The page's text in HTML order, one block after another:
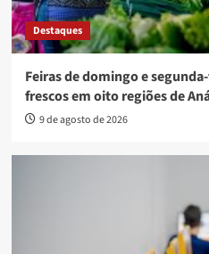
Destaques
Feiras de domingo e
frescos em oito regiões de
9 de agosto de 2026